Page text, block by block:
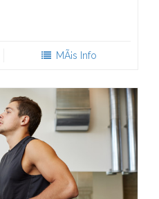
MÃ¡s Info